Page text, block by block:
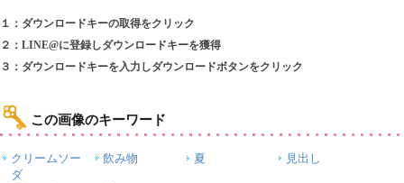
１：ダウンロードキーの取得をクリック
２：LINE@に登録しダウンロードキーを獲得
３：ダウンロードキーを入力しダウンロードボタンをクリック
この画像のキーワード
クリームソー
ダ
飲み物 夏 見出し